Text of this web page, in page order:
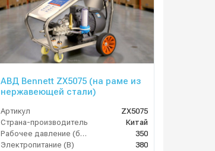
АВД Bennett ZX5075 (на раме из
нержавеющей стали)
Артикул
ZX5075
Страна-производитель
Китай
Рабочее давление (бар)
350
Электропитание (В)
380